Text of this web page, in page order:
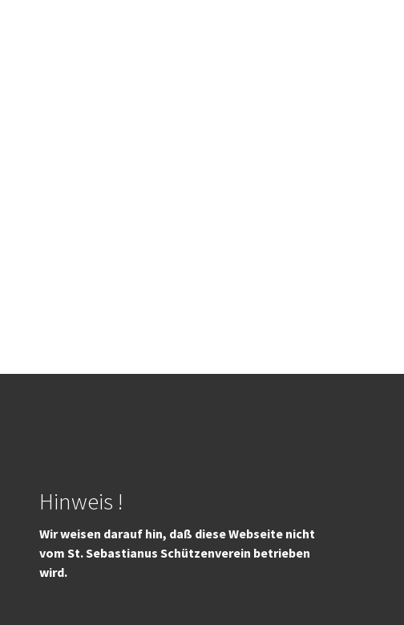
Hinweis !
Wir weisen darauf hin, daß diese Webseite nicht
vom St. Sebastianus Schützenverein betrieben
wird.